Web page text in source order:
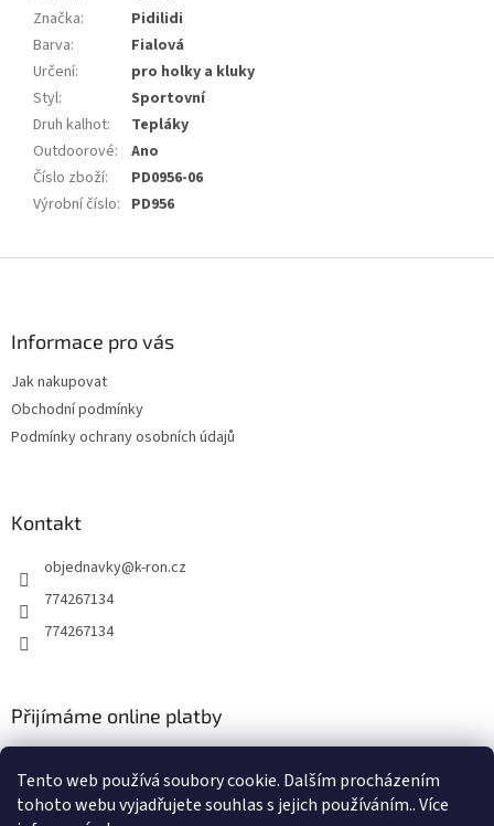
Tento web používá soubory cookie. Dalším procházením
tohoto webu vyjadřujete souhlas s jejich používáním.. Více
Značka:
Pidilidi
Barva:
Fialová
Určení:
pro holky a kluky
Styl:
Sportovní
Druh kalhot:
Tepláky
Outdoorové:
Ano
Číslo zboží:
PD0956-06
Výrobní číslo: PD956
Informace pro vás
Jak nakupovat
Obchodní podmínky
Podmínky ochrany osobních údajů
Kontakt
objednavky@k-ron.cz
774267134
774267134
Přijímáme online platby